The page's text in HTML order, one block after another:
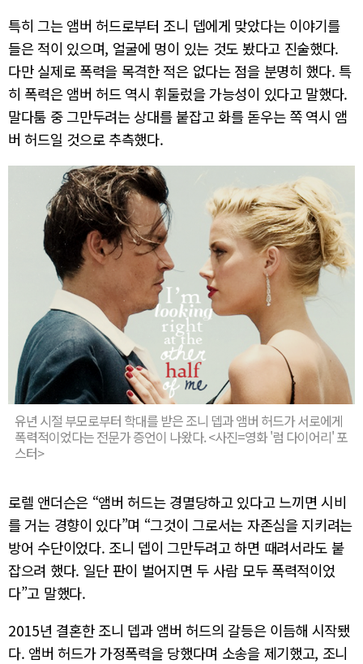
특히 그는 앰버 허드로부터 조니 뎁에게 맞았다는 이야기를
들은 적이 있으며, 얼굴에 멍이 있는 것도 봤다고 진술했다.
다만 실제로 폭력을 목격한 적은 없다는 점을 분명히 했다. 특
히 폭력은 앰버 허드 역시 휘둘렀을 가능성이 있다고 말했다.
말다툼 중 그만두려는 상대를 붙잡고 화를 돋우는 쪽 역시 앰
버 허드일 것으로 추측했다.
유년 시절 부모로부터 학대를 받은 조니 뎁과 앰버 허드가 서로에게
폭력적이었다는 전문가 증언이 나왔다. <사진=영화 '럼 다이어리' 포
스터>
로렐 앤더슨은 “앰버 허드는 경멸당하고 있다고 느끼면 시비
를 거는 경향이 있다”며 “그것이 그로서는 자존심을 지키려는
방어 수단이었다. 조니 뎁이 그만두려고 하면 때려서라도 붙
잡으려 했다. 일단 판이 벌어지면 두 사람 모두 폭력적이었
다”고 말했다.
2015년 결혼한 조니 뎁과 앰버 허드의 갈등은 이듬해 시작됐
다. 앰버 허드가 가정폭력을 당했다며 소송을 제기했고, 조니